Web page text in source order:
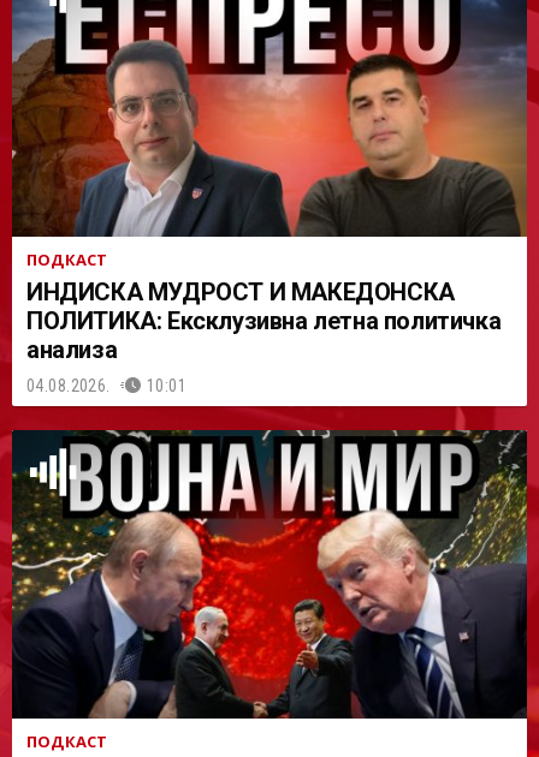
АСТ
ПОДКАСТ
ИНДИСКА МУДРОСТ И МАКЕДОНСКА
ПОЛИТИКА: Ексклузивна летна политичка
анализа
04.08.2026. 10:01
ПОДКАСТ